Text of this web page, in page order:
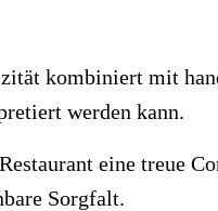
kombiniert mit
werden kann.
eine treue
Sorgfalt.